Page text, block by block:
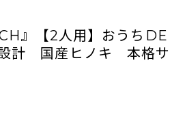
』【2人用】おうちDE
計 国産ヒノキ 本格サ